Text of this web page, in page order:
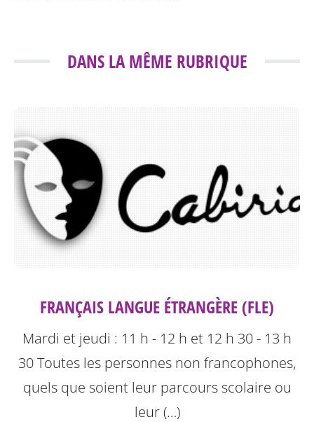
DANS LA MÊME RUBRIQUE
FRANÇAIS LANGUE ÉTRANGÈRE (FLE)
Mardi et jeudi : 11 h - 12 h et 12 h 30 - 13 h
30Toutes les personnes non francophones,
quels que soient leur parcours scolaire ou
leur (…)